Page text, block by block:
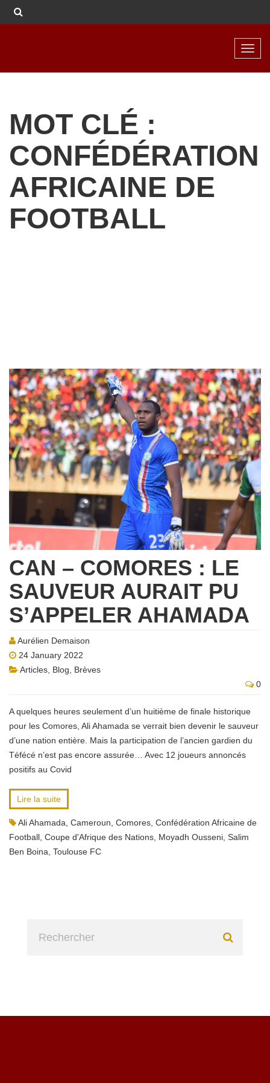
MOT CLÉ :
CONFÉDÉRATION
AFRICAINE DE
FOOTBALL
CAN – COMORES : LE
SAUVEUR AURAIT PU
S’APPELER AHAMADA
Aurélien Demaison
24 January 2022
Articles Blog
Brèves
0
A quelques heures seulement d’un huitième de finale historique
pour les Comores, Ali Ahamada se verrait bien devenir le sauveur
d’une nation entière. Mais la participation de l’ancien gardien du
Téfécé n’est pas encore assurée… Avec 12 joueurs annoncés
positifs au Covid
Lire la suite
Ali Ahamada Cameroun Comores Confédération Africaine de
Football Coupe d'Afrique des Nations Moyadh Ousseni Salim
Ben Boina Toulouse FC